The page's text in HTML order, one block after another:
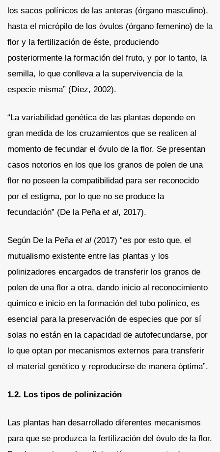
los sacos polínicos de las anteras (órgano masculino),
hasta el micrópilo de los óvulos (órgano femenino) de la
flor y la fertilización de éste, produciendo
posteriormente la formación del fruto, y por lo tanto, la
semilla, lo que conlleva a la supervivencia de la
especie misma” (Díez, 2002).
“La variabilidad genética de las plantas depende en
gran medida de los cruzamientos que se realicen al
momento de fecundar el óvulo de la flor. Se presentan
casos notorios en los que los granos de polen de una
flor no poseen la compatibilidad para ser reconocido
por el estigma, por lo que no se produce la
fecundación” (De la Peña et al, 2017).
Según De la Peña et al (2017) “es por esto que, el
mutualismo existente entre las plantas y los
polinizadores encargados de transferir los granos de
polen de una flor a otra, dando inicio al reconocimiento
químico e inicio en la formación del tubo polínico, es
esencial para la preservación de especies que por sí
solas no están en la capacidad de autofecundarse, por
lo que optan por mecanismos externos para transferir
el material genético y reproducirse de manera óptima”.
1.2. Los tipos de polinización
Las plantas han desarrollado diferentes mecanismos
para que se produzca la fertilización del óvulo de la flor.